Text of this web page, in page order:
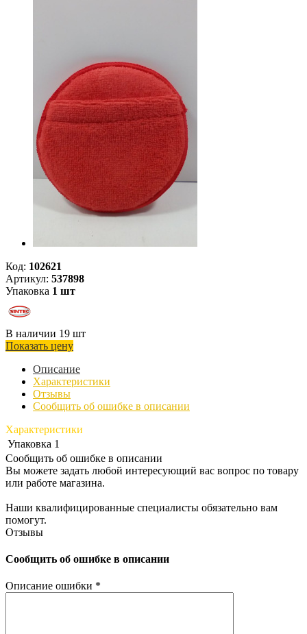
Код: 102621
Артикул: 537898
Упаковка 1 шт
В наличии 19 шт
Показать цену
Описание
Характеристики
Отзывы
Сообщить об ошибке в описании
Характеристики
Упаковка 1
Сообщить об ошибке в описании
Вы можете задать любой интересующий вас вопрос по товару
или работе магазина.
Наши квалифицированные специалисты обязательно вам
помогут.
Отзывы
Сообщить об ошибке в описании
Описание ошибки *